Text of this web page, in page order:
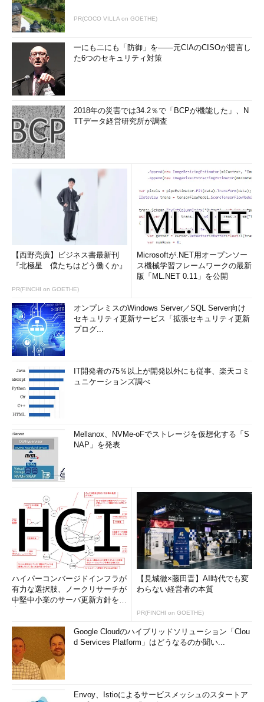
PR(COCO VILLA on GOETHE)
一にも二にも「防御」を――元CIAのCISOが提言し
た6つのセキュリティ対策
2018年の災害では34.2％で「BCPが機能した」、N
TTデータ経営研究所が調査
【西野亮廣】ビジネス書最新刊
『北極星 僕たちはどう働くか』
PR(FINCHI on GOETHE)
Microsoftが.NET用オープンソー
ス機械学習フレームワークの最新
版「ML.NET 0.11」を公開
オンプレミスのWindows Server／SQL Server向け
セキュリティ更新サービス「拡張セキュリティ更新
プログ...
IT開発者の75％以上が開発以外にも従事、楽天コミ
ュニケーションズ調べ
Mellanox、NVMe-oFでストレージを仮想化する「S
NAP」を発表
ハイパーコンバージドインフラが
有力な選択肢、ノークリサーチが
中堅中小業のサーバ更新方針を調
【見城徹×藤田晋】AI時代でも変
わらない経営者の本質
PR(FINCHI on GOETHE)
Google Cloudのハイブリッドソリューション「Clou
d Services Platform」はどうなるのか聞い...
Envoy、Istioによるサービスメッシュのスタートア